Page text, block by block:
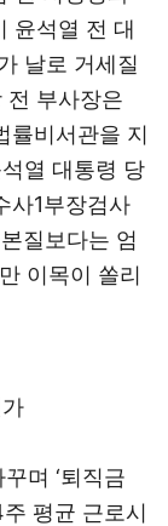
윤석열 전 대
날로 거세질
전 부사장은
률비서관을 지
열 대통령 당
사1부장검사
질보다는 엄
이목이 쏠리
며 ‘퇴직금
평균 근로시